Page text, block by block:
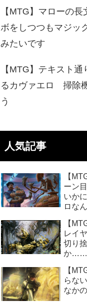
【MTG】マローの
ボをしつつもマジッ
みたいです
【MTG】テキスト
るカヴァエロ 掃除
う
人気記事
【
ーン
いか
ロな
【
レイ
切り
か……
【
らな
なか